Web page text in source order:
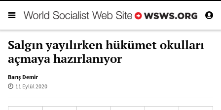
Salgın yayılırken hükümet okulları
açmaya hazırlanıyor
Barış Demir
11 Eylül 2020